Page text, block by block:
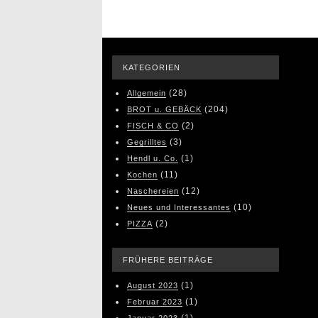
KATEGORIEN
Allgemein (28)
BROT u. GEBÄCK (204)
FISCH & CO (2)
Gegrilltes (3)
Hendl u. Co. (1)
Kochen (11)
Naschereien (12)
Neues und Interessantes (10)
PIZZA (2)
FRÜHERE BEITRÄGE
August 2023 (1)
Februar 2023 (1)